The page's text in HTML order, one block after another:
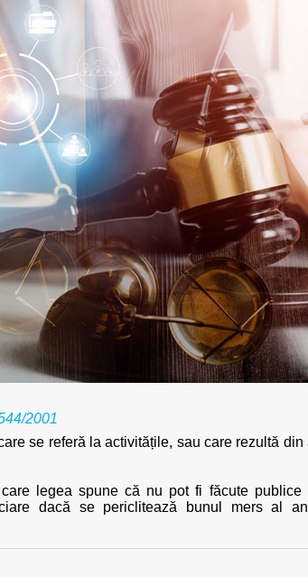
2001
se referă la activitățile, sau care rezultă
legea spune că nu pot fi făcute publice
dacă se periclitează bunul mers al